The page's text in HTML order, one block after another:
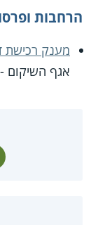
הרחבות
מענק רכישת
אגף השיקום